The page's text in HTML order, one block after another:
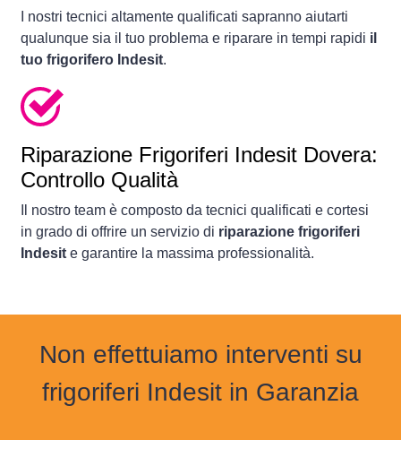
I nostri tecnici altamente qualificati sapranno aiutarti
qualunque sia il tuo problema e riparare in tempi rapidi il
tuo frigorifero Indesit.
Riparazione Frigoriferi Indesit Dovera:
Controllo Qualità
Il nostro team è composto da tecnici qualificati e cortesi
in grado di offrire un servizio di riparazione frigoriferi
Indesit e garantire la massima professionalità.
Non effettuiamo interventi su
frigoriferi Indesit in Garanzia